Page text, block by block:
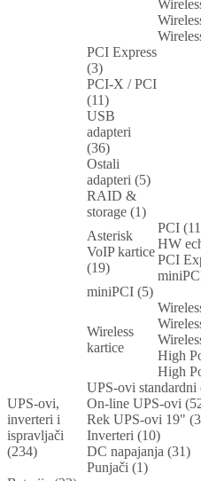
PCI Express
(3)
PCI-X / PCI
(11)
USB
adapteri
(36)
Ostali
adapteri (5)
RAID &
storage (1)
Asterisk
VoIP kartice
(19)
PCI
HW
PCI
miniPCI (5)
Wireless
kartice
High
High
UPS-ovi,
inverteri i
ispravljači
(234)
UPS-ovi standardni
On-line UPS-ovi
Rek UPS-ovi 19"
Inverteri (10)
DC napajanja (31)
Punjači (1)